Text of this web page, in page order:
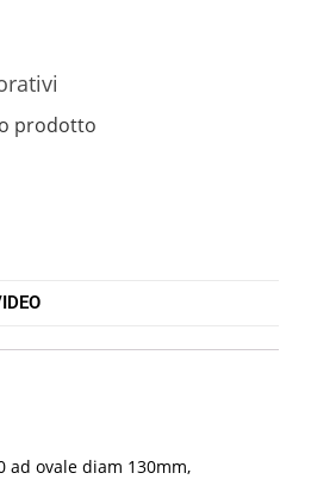
prodotto
ad ovale diam 130mm,